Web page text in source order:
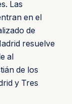
Las
en el
de
resuelve
al
de los
y Tres